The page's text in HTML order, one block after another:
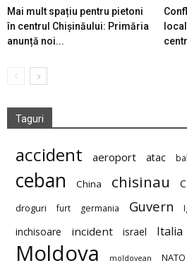
Mai mult spațiu pentru pietoni
în centrul Chișinăului: Primăria
anunță noi...
Taguri
accident aeroport atac
ceban China chisinau
droguri furt germania Guvern
inchisoare incident israel Italia
Moldova moldovean NATO